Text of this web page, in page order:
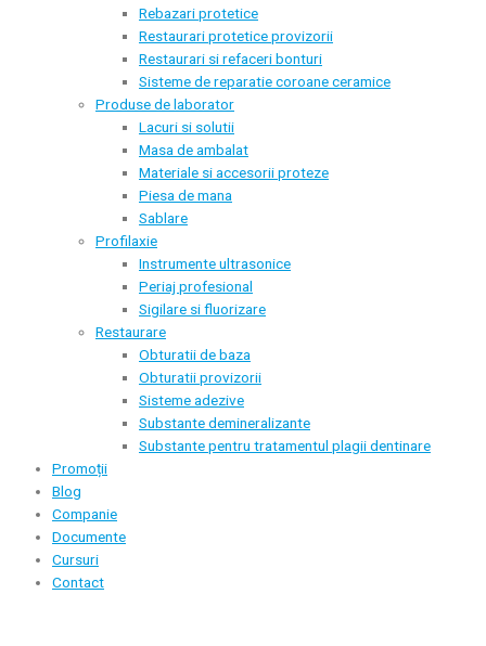
Rebazari protetice
Restaurari protetice provizorii
Restaurari si refaceri bonturi
Sisteme de reparatie coroane ceramice
Produse de laborator
Lacuri si solutii
Masa de ambalat
Materiale si accesorii proteze
Piesa de mana
Sablare
Profilaxie
Instrumente ultrasonice
Periaj profesional
Sigilare si fluorizare
Restaurare
Obturatii de baza
Obturatii provizorii
Sisteme adezive
Substante demineralizante
Substante pentru tratamentul plagii dentinare
Promoții
Blog
Companie
Documente
Cursuri
Contact